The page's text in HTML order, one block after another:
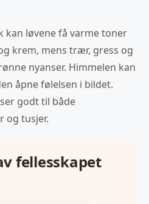
kan løvene få varme toner
krem, mens trær, gress og
nyanser. Himmelen kan
åpne følelsen i bildet.
godt til både
og tusjer.
fellesskapet